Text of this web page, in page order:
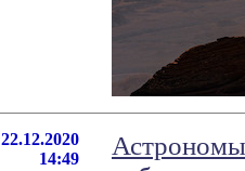
22.12.2020
14:49